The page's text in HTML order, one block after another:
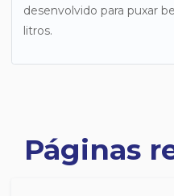
desenvolvido para puxar
litros.
Páginas